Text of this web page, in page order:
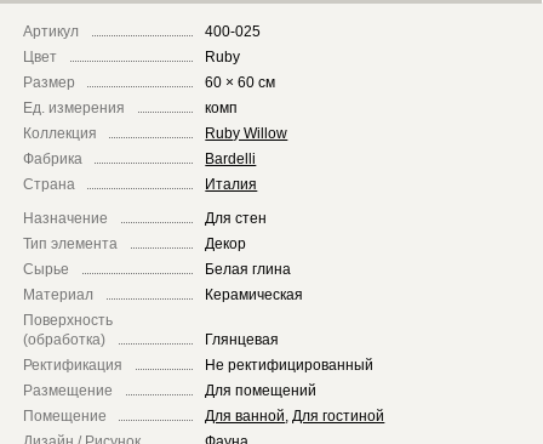
Артикул
400-025
Цвет
Ruby
Размер
60 × 60 см
Ед. измерения
комп
Коллекция
Ruby Willow
Фабрика
Bardelli
Страна
Италия
Назначение
Для стен
Тип элемента
Декор
Сырье
Белая глина
Материал
Керамическая
Поверхность
(обработка)
Глянцевая
Ректификация
Не ректифицированный
Размещение
Для помещений
Помещение
Для ванной Для гостиной